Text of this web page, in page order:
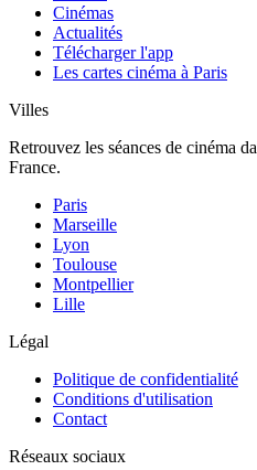
Cinémas
Actualités
Télécharger l'app
Les cartes cinéma à Paris
Villes
Retrouvez les séances de cinéma
France.
Paris
Marseille
Lyon
Toulouse
Montpellier
Lille
Légal
Politique de confidentialité
Conditions d'utilisation
Contact
Réseaux sociaux